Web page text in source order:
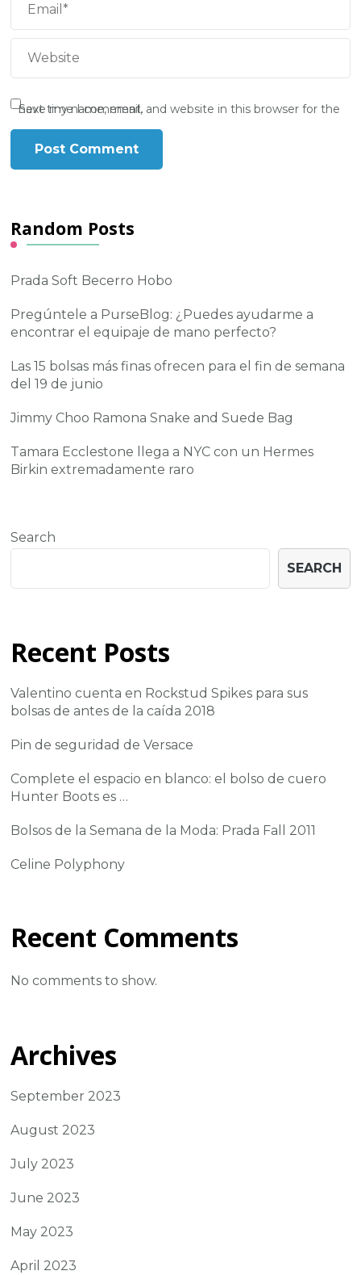
Save my name, email, and website in this browser for the next time I comment.
Random Posts
Prada Soft Becerro Hobo
Pregúntele a PurseBlog: ¿Puedes ayudarme a
encontrar el equipaje de mano perfecto?
Las 15 bolsas más finas ofrecen para el fin de semana
del 19 de junio
Jimmy Choo Ramona Snake and Suede Bag
Tamara Ecclestone llega a NYC con un Hermes
Birkin extremadamente raro
Search
SEARCH
Recent Posts
Valentino cuenta en Rockstud Spikes para sus
bolsas de antes de la caída 2018
Pin de seguridad de Versace
Complete el espacio en blanco: el bolso de cuero
Hunter Boots es …
Bolsos de la Semana de la Moda: Prada Fall 2011
Celine Polyphony
Recent Comments
No comments to show.
Archives
September 2023
August 2023
July 2023
June 2023
May 2023
April 2023